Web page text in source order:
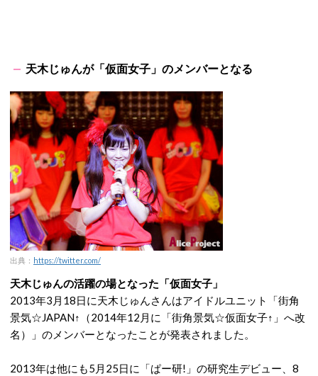
天木じゅんが「仮面女子」のメンバーとなる
出典： https://twitter.com/
天木じゅんの活躍の場となった「仮面女子」
2013年3月18日に天木じゅんさんはアイドルユニット「街角
景気☆JAPAN↑（2014年12月に「街角景気☆仮面女子↑」へ改
名）」のメンバーとなったことが発表されました。
2013年は他にも5月25日に「ぱー研!」の研究生デビュー、8